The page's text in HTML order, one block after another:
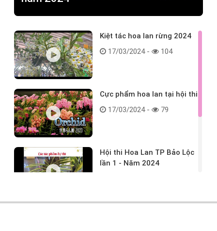
Kiệt tác hoa lan rừng 2024
17/03/2024 -
104
Cực phẩm hoa lan tại hội thi
17/03/2024 -
79
Hội thi Hoa Lan TP Bảo Lộc
lần 1 - Năm 2024